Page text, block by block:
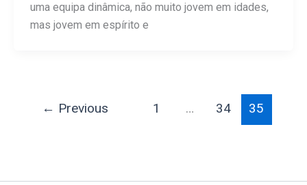
uma equipa dinâmica, não muito jovem em idades,
mas jovem em espírito e
← Previous 1 … 34 35